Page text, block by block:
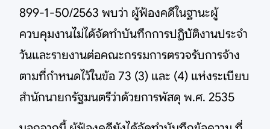
899-1-50/2563 พบว่า ผู้ฟ้องคดีในฐานะผู้
ควบคุมงานไม่ได้จัดทำบันทึกการปฏิบัติงานประจำ
วันและรายงานต่อคณะกรรมการตรวจรับการจ้าง
ตามที่กำหนดไว้ในข้อ 73 (3) และ (4) แห่งระเบียบ
สำนักนายกรัฐมนตรีว่าด้วยการพัสดุ พ.ศ. 2535